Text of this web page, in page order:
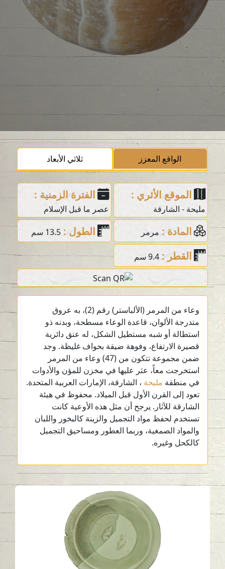
الواقع المعزز ثلاثي الأبعاد
الموقع الأثري :
مليحة - الشارقة
الفترة الزمنية :
عصر ما قبل الإسلام
المادة : مرمر الطول : 13.5 سم
القطر : 9.4 سم
وعاء من المرمر (الألباستر) رقم (2)، به عروق
متدرجة الألوان، قاعدة الوعاء مسطحة، وبدنه ذو
استطالة أو شبه مستطيل الشكل، له عنق دائرية
قصيرة الارتفاع، وفوهة ضيقة بحواف غليظة. وجد
ضمن مجموعة تتكون من (47) وعاء من المرمر
استخرجت معاً، عثر عليها في مخزن للمؤن والأدوات
في منطقةمليحة، الشارقة، الإمارات العربية المتحدة.
تعود إلى القرن الأول قبل الميلاد. محفوظ في هيئة
الشارقة للآثار. يرجح أن مثل هذه الأوعية كانت
تستخدم لحفظ مواد التجميل والزينة كالبخور واللبان
والمواد الصمغية، وربما العطور ومساحيق التجميل
كالكحل وغيره.